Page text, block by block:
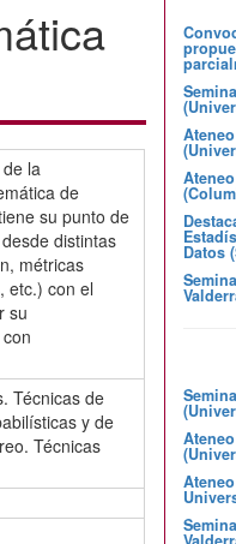
la
de
su punto de
distintas
métricas
etc.) con el
su
Técnicas de
y de
Técnicas
Datos